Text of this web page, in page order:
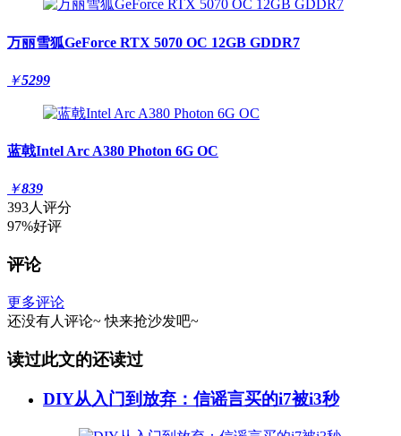
万丽雪狐GeForce RTX 5070 OC 12GB GDDR7
￥5299
蓝戟Intel Arc A380 Photon 6G OC
￥839
393人评分
97%好评
评论
更多评论
还没有人评论~ 快来抢沙发吧~
读过此文的还读过
DIY从入门到放弃：信谣言买的i7被i3秒